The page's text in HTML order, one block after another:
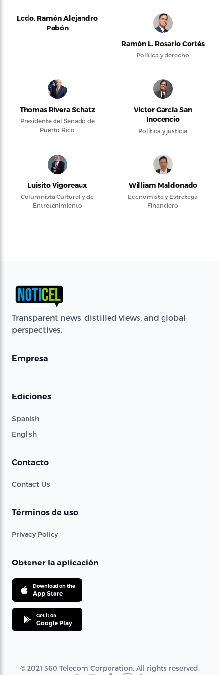
Lcdo. Ramón Alejandro
Pabón
Ramón L. Rosario Cortés
Política y derecho
Thomas Rivera Schatz
Presidente del Senado de
Puerto Rico
Víctor García San
Inocencio
Política y justicia
Luisito Vigoreaux
Columnista Cultural y de
Entretenimiento
William Maldonado
Economista y Estratega
Financiero
Transparent news, distilled views, and global
perspectives.
Empresa
Ediciones
Spanish
English
Contacto
Contact Us
Términos de uso
Privacy Policy
Obtener la aplicación
Download on the
App Store
Get it on
Google Play
© 2021 360 Telecom Corporation. All rights reserved.